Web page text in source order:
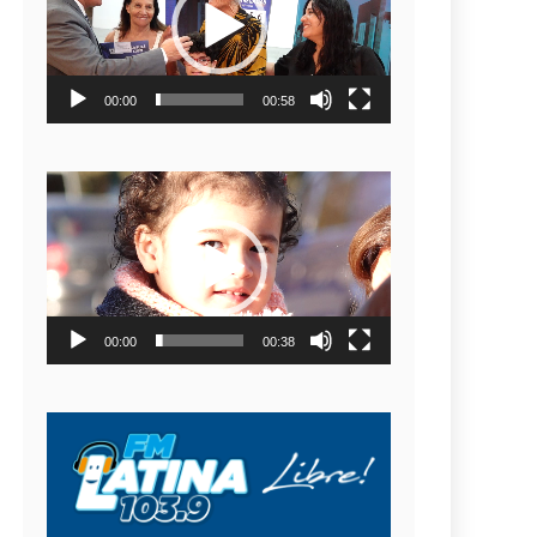
video
00:00 00:58
Reproductor
de
video
00:00 00:38